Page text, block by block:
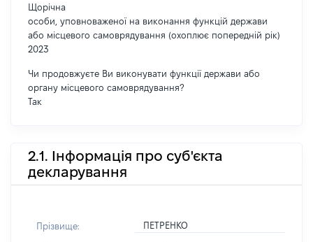
Щорічна
особи, уповноваженої на виконання функцій держави
або місцевого самоврядування (охоплює попередній рік)
2023
Чи продовжуєте Ви виконувати функції держави або
органу місцевого самоврядування?
Так
2.1. Інформація про суб'єкта
декларування
Прізвище: ПЕТРЕНКО